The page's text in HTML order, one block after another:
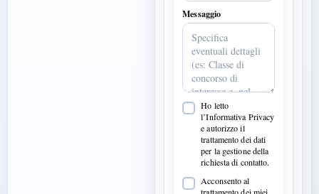
Messaggio
Ho letto
l’Informativa Privacy
e autorizzo il
trattamento dei dati
per la gestione della
richiesta di contatto.
Acconsento al